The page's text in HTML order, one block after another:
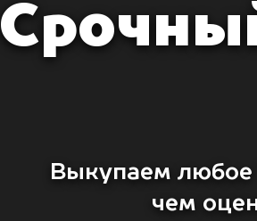
Выкупаем
чем